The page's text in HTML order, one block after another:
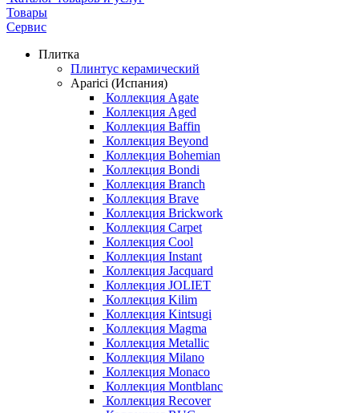
Товары
Сервис
Плитка
Плинтус керамический
Aparici (Испания)
Коллекция Agate
Коллекция Aged
Коллекция Baffin
Коллекция Beyond
Коллекция Bohemian
Коллекция Bondi
Коллекция Branch
Коллекция Brave
Коллекция Brickwork
Коллекция Carpet
Коллекция Cool
Коллекция Instant
Коллекция Jacquard
Коллекция JOLIET
Коллекция Kilim
Коллекция Kintsugi
Коллекция Magma
Коллекция Metallic
Коллекция Milano
Коллекция Monaco
Коллекция Montblanc
Коллекция Recover